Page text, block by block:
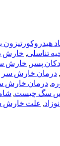
تناسلی, خارش
پسر , خارش
, درمان خارش سر
, درمان خارش
سگ چیست,
, علت خارش